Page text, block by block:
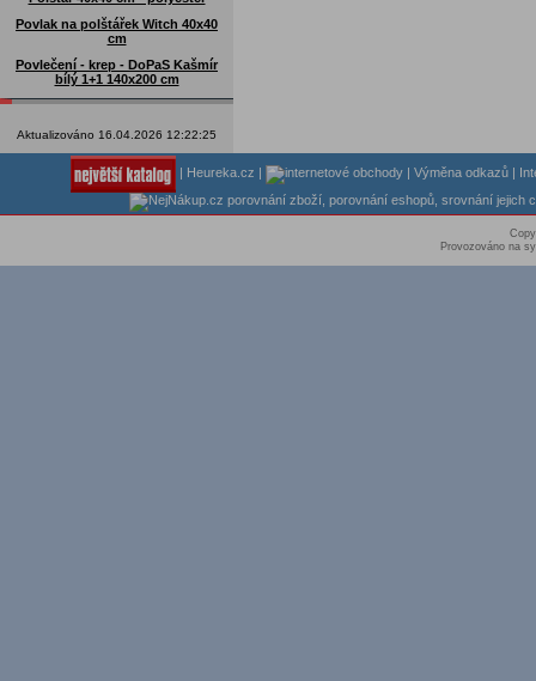
Povlak na polštářek Witch 40x40
cm
Povlečení - krep - DoPaS Kašmír
bílý 1+1 140x200 cm
Aktualizováno 16.04.2026 12:22:25
Heureka.cz Výměna odkazů
Provozováno na